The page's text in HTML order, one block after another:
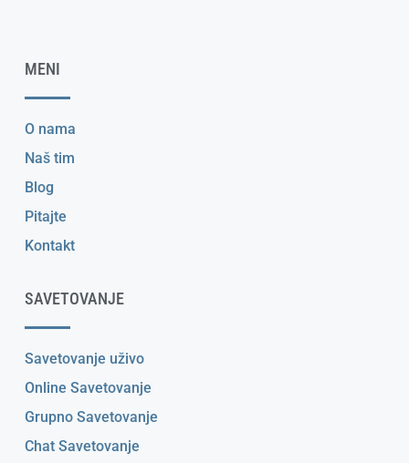
MENI
O nama
Naš tim
Blog
Pitajte
Kontakt
SAVETOVANJE
Savetovanje uživo
Online Savetovanje
Grupno Savetovanje
Chat Savetovanje